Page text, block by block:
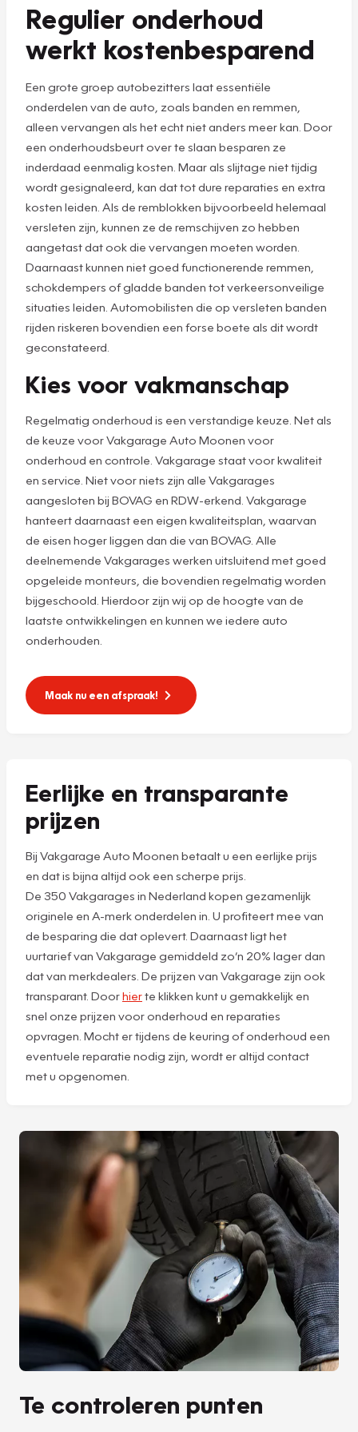
Regulier onderhoud
werkt kostenbesparend
Een grote groep autobezitters laat essentiële
onderdelen van de auto, zoals banden en remmen,
alleen vervangen als het echt niet anders meer kan. Door
een onderhoudsbeurt over te slaan besparen ze
inderdaad eenmalig kosten. Maar als slijtage niet tijdig
wordt gesignaleerd, kan dat tot dure reparaties en extra
kosten leiden. Als de remblokken bijvoorbeeld helemaal
versleten zijn, kunnen ze de remschijven zo hebben
aangetast dat ook die vervangen moeten worden.
Daarnaast kunnen niet goed functionerende remmen,
schokdempers of gladde banden tot verkeersonveilige
situaties leiden. Automobilisten die op versleten banden
rijden riskeren bovendien een forse boete als dit wordt
geconstateerd.
Kies voor vakmanschap
Regelmatig onderhoud is een verstandige keuze. Net als
de keuze voor Vakgarage Auto Moonen voor
onderhoud en controle. Vakgarage staat voor kwaliteit
en service. Niet voor niets zijn alle Vakgarages
aangesloten bij BOVAG en RDW-erkend. Vakgarage
hanteert daarnaast een eigen kwaliteitsplan, waarvan
de eisen hoger liggen dan die van BOVAG. Alle
deelnemende Vakgarages werken uitsluitend met goed
opgeleide monteurs, die bovendien regelmatig worden
bijgeschoold. Hierdoor zijn wij op de hoogte van de
laatste ontwikkelingen en kunnen we iedere auto
onderhouden.
Maak nu een afspraak!
Eerlijke en transparante
prijzen
Bij Vakgarage Auto Moonen betaalt u een eerlijke prijs
en dat is bijna altijd ook een scherpe prijs.
De 350 Vakgarages in Nederland kopen gezamenlijk
originele en A-merk onderdelen in. U profiteert mee van
de besparing die dat oplevert. Daarnaast ligt het
uurtarief van Vakgarage gemiddeld zo’n 20% lager dan
dat van merkdealers. De prijzen van Vakgarage zijn ook
transparant. Doorhierte klikken kunt u gemakkelijk en
snel onze prijzen voor onderhoud en reparaties
opvragen. Mocht er tijdens de keuring of onderhoud een
eventuele reparatie nodig zijn, wordt er altijd contact
met u opgenomen.
Te controleren punten